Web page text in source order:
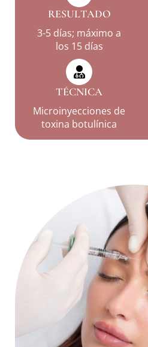
RESULTADO
3-5 días; máximo a
los 15 días
TÉCNICA
Microinyecciones de
toxina botulínica